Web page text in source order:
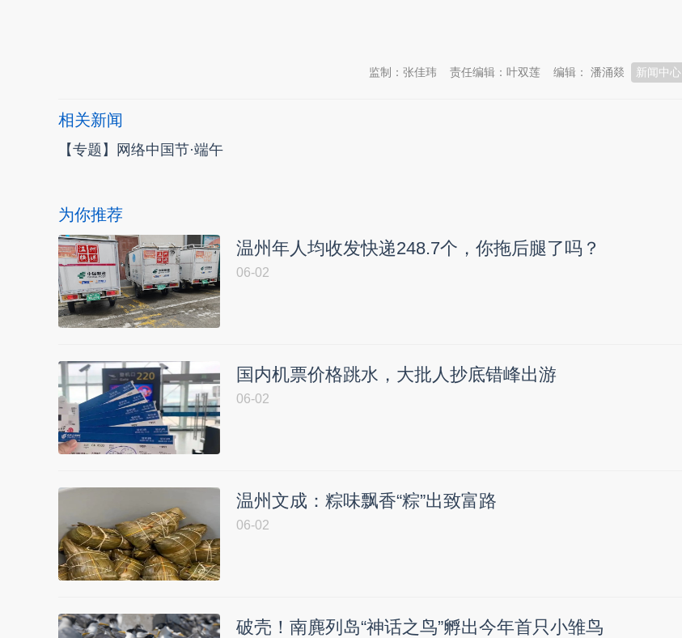
新闻中心
编辑： 潘涌燚
责任编辑：叶双莲
监制：张佳玮
相关新闻
【专题】网络中国节·端午
为你推荐
温州年人均收发快递248.7个，你拖后腿了吗？
06-02
国内机票价格跳水，大批人抄底错峰出游
06-02
温州文成：粽味飘香“粽”出致富路
06-02
破壳！南麂列岛“神话之鸟”孵出今年首只小雏鸟